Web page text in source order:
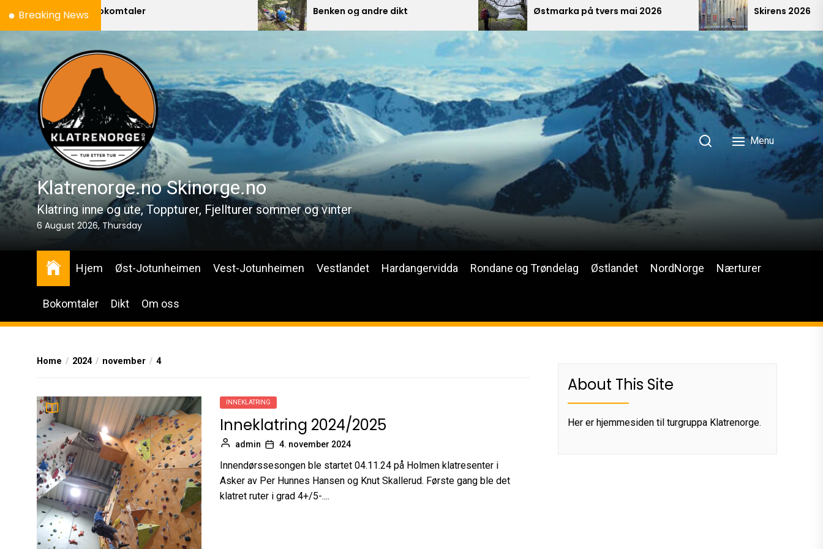
content
Breaking News
Bokomtaler Benken og andre dikt Østmarka på tvers mai 2026 Skirens 2026
Klatrenorge.no Skinorge.no
Klatring inne og ute, Toppturer, Fjellturer sommer og vinter
6 August 2026, Thursday
Menu
Hjem Øst-Jotunheimen Vest-Jotunheimen Vestlandet Hardangervidda Rondane og Trøndelag Østlandet NordNorge Nærturer
Bokomtaler Dikt Om oss
Home 2024 november 4
INNEKLATRING
Inneklatring 2024/2025
admin 4. november 2024
Innendørssesongen ble startet 04.11.24 på Holmen klatresenter i
Asker av Per Hunnes Hansen og Knut Skallerud. Første gang ble det
klatret ruter i grad 4+/5-....
About This Site
Her er hjemmesiden til turgruppa Klatrenorge.